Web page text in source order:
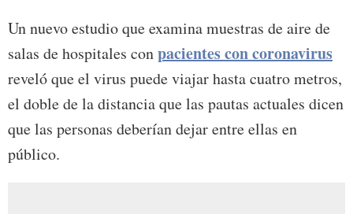
Un nuevo estudio que examina muestras de aire de
salas de hospitales conpacientes con coronavirus
reveló que el virus puede viajar hasta cuatro metros,
el doble de la distancia que las pautas actuales dicen
que las personas deberían dejar entre ellas en
público.